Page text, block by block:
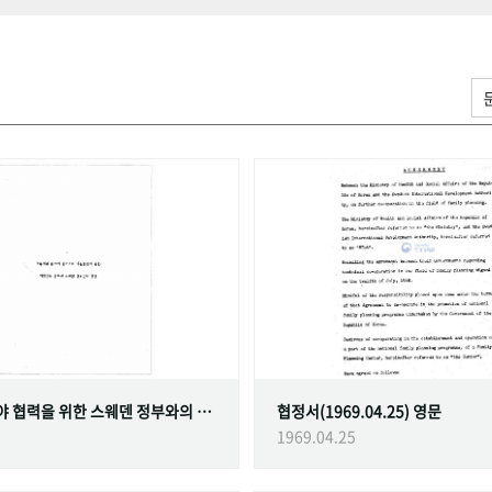
가족계획 분야 협력을 위한 스웨덴 정부와의 협정
협정서(1969.04.25) 영문
1969.04.25